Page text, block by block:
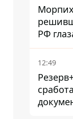
РФ
при
его
12:49